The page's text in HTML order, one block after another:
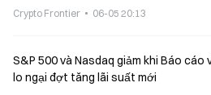
Crypto Frontier 06-05 20:13
S&P 500 và Nasdaq giảm khi Báo cáo
lo ngại đợt tăng lãi suất mới